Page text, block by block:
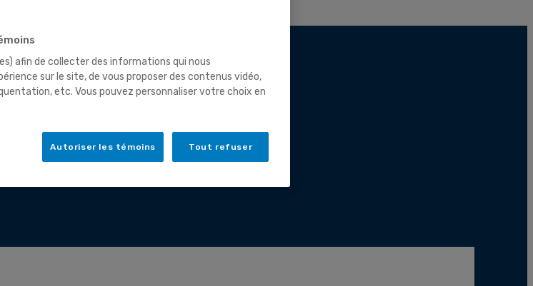
afin de collecter des informations qui nous
sur le site, de vous proposer des contenus vidéo,
etc. Vous pouvez personnaliser votre choix en
Tout refuser
Autoriser les témoins